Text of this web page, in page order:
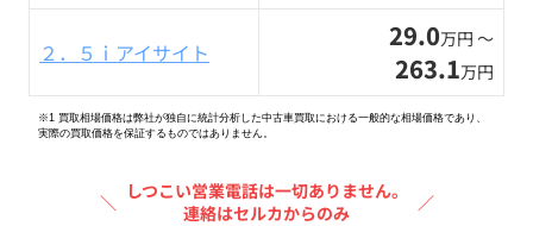
２．５ｉアイサイト 29.0万円 〜
263.1万円
※1 買取相場価格は弊社が独自に統計分析した中古車買取における一般的な相場価格であり、
実際の買取価格を保証するものではありません。
＼ しつこい営業電話は一切ありません。
連絡はセルカからのみ
／